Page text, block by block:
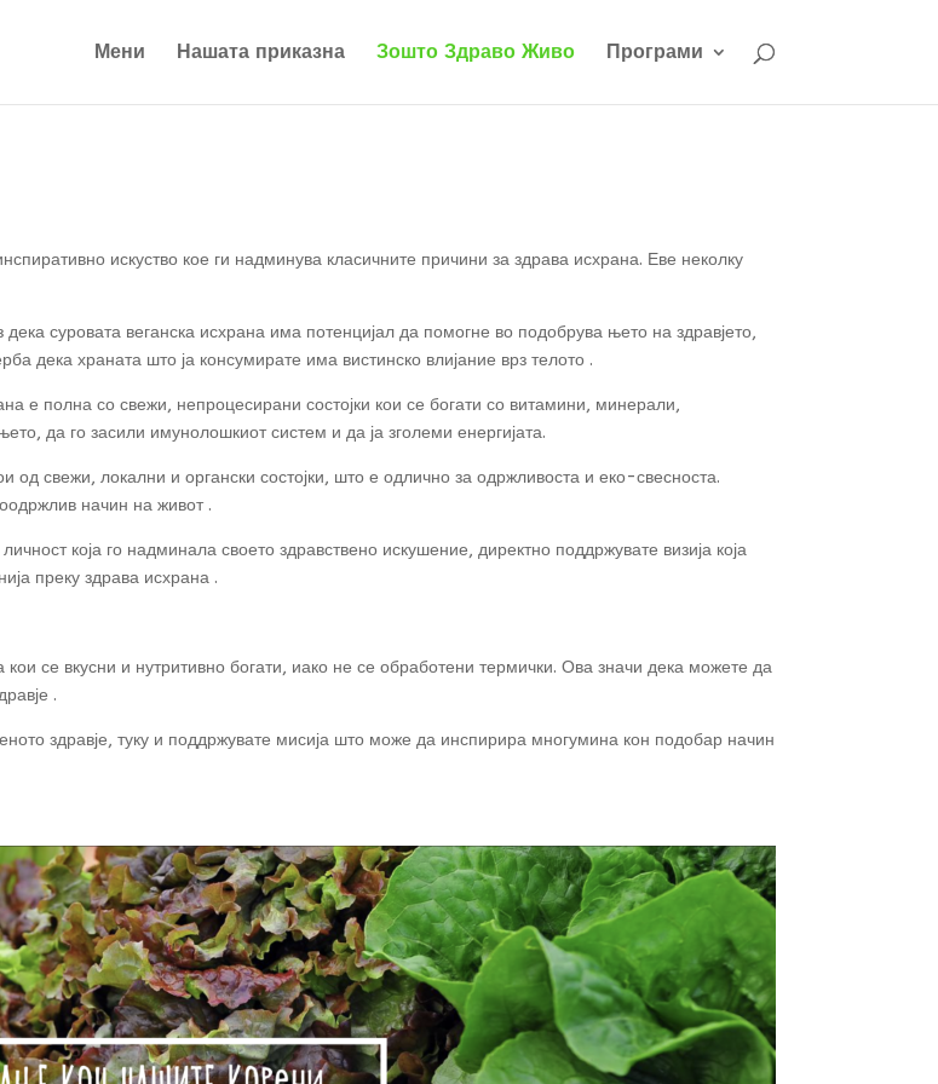
Мени Нашата приказна Зошто Здраво Живо Програми
искуство кое ги надминува класичните причини за здрава исхрана. Еве неколку
суровата веганска исхрана има потенцијал да помогне во подобрува њето на здравјето,
дека храната што ја консумирате има вистинско влијание врз телото .
е полна со свежи, непроцесирани состојки кои се богати со витамини, минерали,
да го засили имунолошкиот систем и да ја зголеми енергијата.
свежи, локални и органски состојки, што е одлично за одржливоста и еко-свесноста.
начин на живот .
која го надминала своето здравствено искушение, директно поддржувате визија која
преку здрава исхрана .
кои се вкусни и нутритивно богати, иако не се обработени термички. Ова значи дека можете да
.
здравје, туку и поддржувате мисија што може да инспирира многумина кон подобар начин